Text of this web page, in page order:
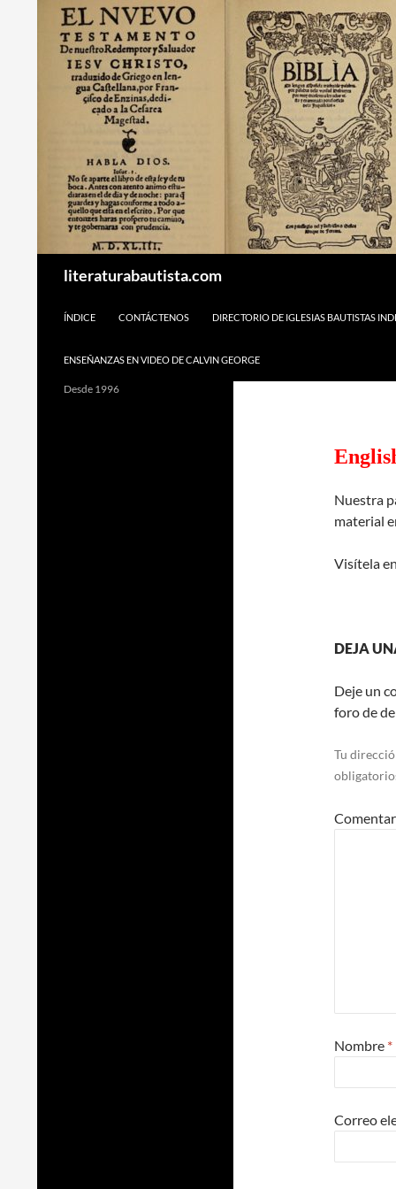
literaturabautista.com
ÍNDICE
CONTÁCTENOS DIRECTORIO DE IGLESIAS BAUTISTAS
ENSEÑANZAS EN VIDEO DE CALVIN GEORGE
Nuestra
material
Visítela
DEJA
Deje un
foro de
Tu
Nombre *
Correo
Desde 1996